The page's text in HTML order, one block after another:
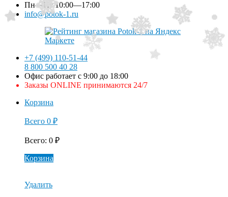
Пн—Пт10:00—17:00
info@potok-1.ru
+7 (499) 110-51-44
8 800 500 40 28
Офис работает с 9:00 до 18:00
Заказы ONLINE принимаются 24/7
Корзина
Всего 0 ₽
Всего: 0 ₽
Корзина
Удалить